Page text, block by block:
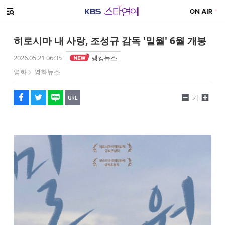
메뉴 열기
히로시마 내 사랑, 조성규 감독 '밀월' 6월 개봉
2026.05.21 06:35
랭킹뉴스
영화
영화뉴스
페이스북
트위터
네이버
URL복사
글씨 작게보기
가
글씨 크게보기